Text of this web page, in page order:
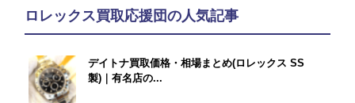
ロレックス買取応援団の人気記事
デイトナ買取価格・相場まとめ(ロレックス SS
製)｜有名店の...